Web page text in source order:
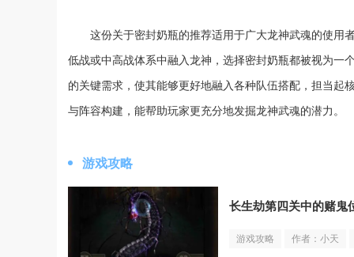
这份关于密封奶瓶的推荐适用于广大龙神武魂的使用
低战或中高战体系中融入龙神，选择密封奶瓶都被视为一
的关键需求，使其能够更好地融入各种队伍搭配，担当起
与阵容构建，能帮助玩家更充分地发掘龙神武魂的潜力。
游戏攻略
长生劫第四关中的赌鬼
游戏攻略 作者：小天